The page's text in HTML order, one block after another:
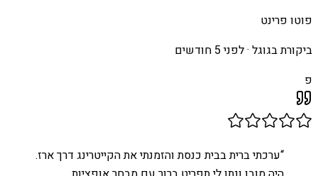
פוטו פרינט
ביקורת בגוגל ·לפני 5 חודשים
פ
“ערכתי ברית בבית כנסת והזמנתי את הקייטרינג דרך ארז.